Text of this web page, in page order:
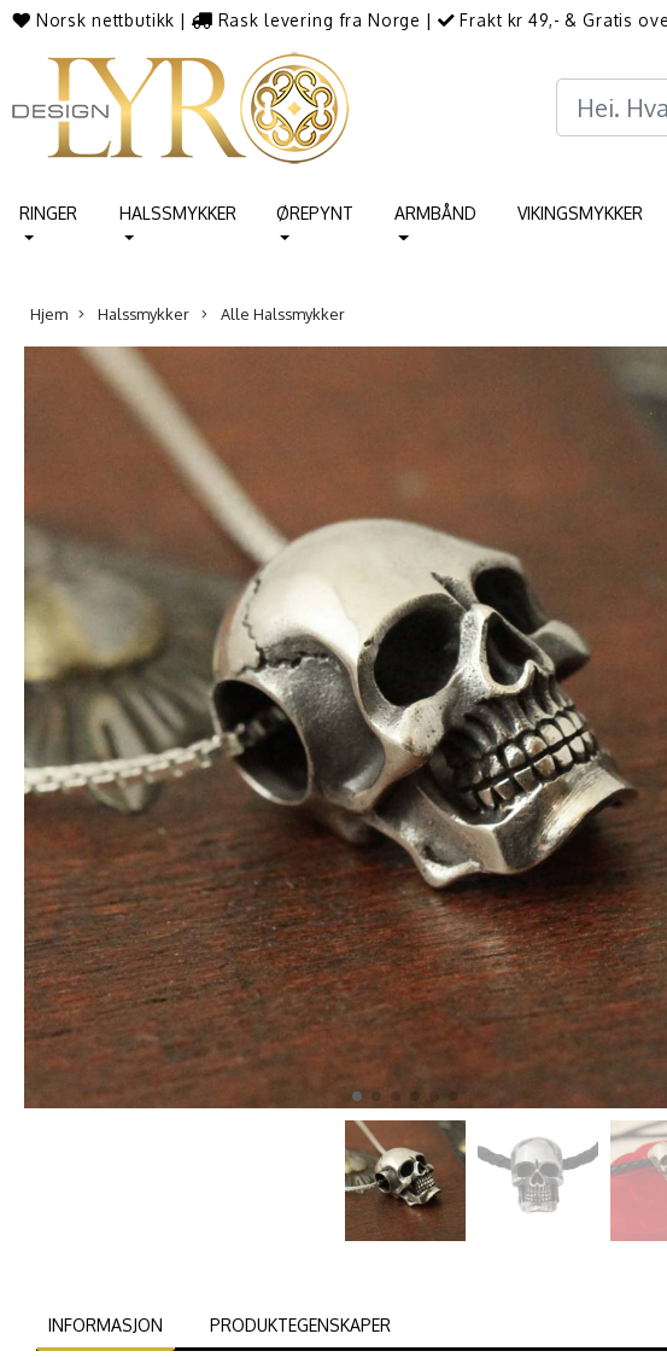
Norsk nettbutikk | Rask levering fra Norge | Frakt kr 49,- & Gratis
RINGER HALSSMYKKER ØREPYNT ARMBÅND VIKINGSMYKKER
Hjem Halssmykker Alle Halssmykker
INFORMASJON PRODUKTEGENSKAPER